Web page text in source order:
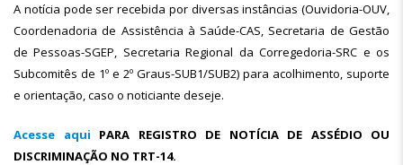
A notícia pode ser recebida por diversas instâncias (Ouvidoria-OUV,
Coordenadoria de Assistência à Saúde-CAS, Secretaria de Gestão
de Pessoas-SGEP, Secretaria Regional da Corregedoria-SRC e os
Subcomitês de 1º e 2º Graus-SUB1/SUB2) para acolhimento, suporte
e orientação, caso o noticiante deseje.
Acesse aqui PARA REGISTRO DE NOTÍCIA DE ASSÉDIO OU
DISCRIMINAÇÃO NO TRT-14.